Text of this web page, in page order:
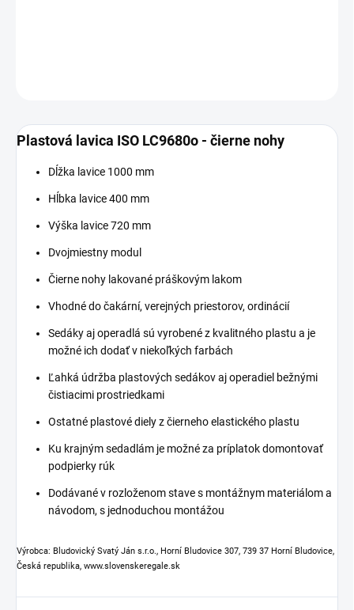
Plastová lavica ISO LC9680o - čierne nohy
Dĺžka lavice 1000 mm
Hĺbka lavice 400 mm
Výška lavice 720 mm
Dvojmiestny modul
Čierne nohy lakované práškovým lakom
Vhodné do čakární, verejných priestorov, ordinácií
Sedáky aj operadlá sú vyrobené z kvalitného plastu a je
možné ich dodať v niekoľkých farbách
Ľahká údržba plastových sedákov aj operadiel bežnými
čistiacimi prostriedkami
Ostatné plastové diely z čierneho elastického plastu
Ku krajným sedadlám je možné za príplatok domontovať
podpierky rúk
Dodávané v rozloženom stave s montážnym materiálom a
návodom, s jednoduchou montážou
Výrobca: Bludovický Svatý Ján s.r.o., Horní Bludovice 307, 739 37 Horní Bludovice,
Česká republika, www.slovenskeregale.sk